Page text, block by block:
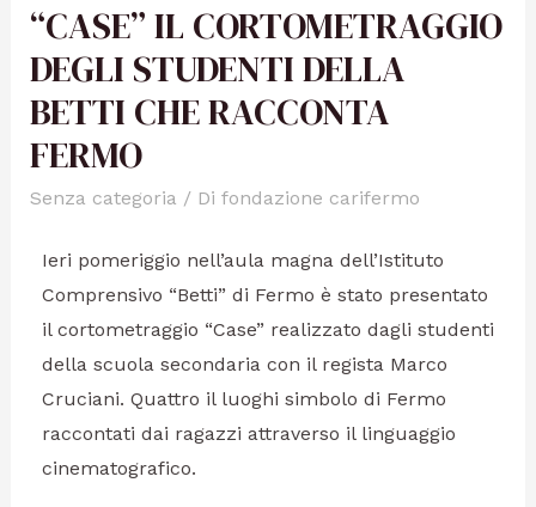
“CASE” IL CORTOMETRAGGIO
DEGLI STUDENTI DELLA
BETTI CHE RACCONTA
FERMO
Senza categoria / Di fondazione carifermo
Ieri pomeriggio nell’aula magna dell’Istituto
Comprensivo “Betti” di Fermo è stato presentato
il cortometraggio “Case” realizzato dagli studenti
della scuola secondaria con il regista Marco
Cruciani. Quattro il luoghi simbolo di Fermo
raccontati dai ragazzi attraverso il linguaggio
cinematografico.